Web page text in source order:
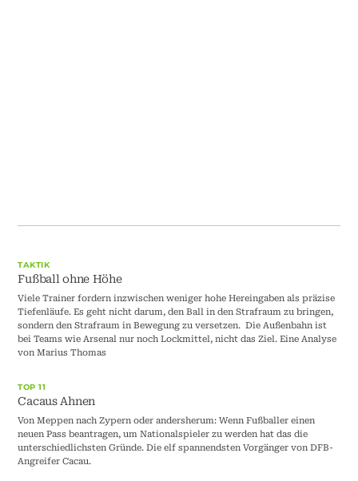
TAKTIK
Fußball ohne Höhe
Viele Trainer fordern inzwischen weniger hohe Hereingaben als präzise
Tiefenläufe. Es geht nicht darum, den Ball in den Strafraum zu bringen,
sondern den Strafraum in Bewegung zu versetzen. Die Außenbahn ist
bei Teams wie Arsenal nur noch Lockmittel, nicht das Ziel. Eine Analyse
von Marius Thomas
TOP 11
Cacaus Ahnen
Von Meppen nach Zypern oder andersherum: Wenn Fußballer einen
neuen Pass beantragen, um Nationalspieler zu werden hat das die
unterschiedlichsten Gründe. Die elf spannendsten Vorgänger von DFB-
Angreifer Cacau.